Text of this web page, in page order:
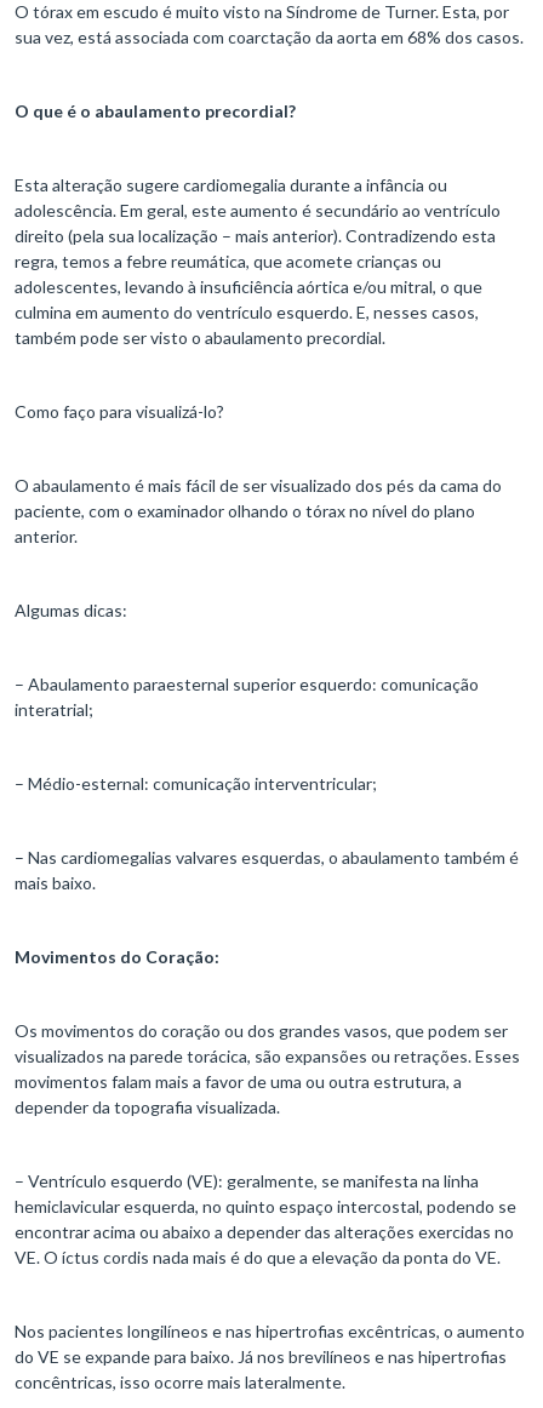
O tórax em escudo é muito visto na Síndrome de Turner. Esta, por
sua vez, está associada com coarctação da aorta em 68% dos casos.
O que é o abaulamento precordial?
Esta alteração sugere cardiomegalia durante a infância ou
adolescência. Em geral, este aumento é secundário ao ventrículo
direito (pela sua localização – mais anterior). Contradizendo esta
regra, temos a febre reumática, que acomete crianças ou
adolescentes, levando à insuficiência aórtica e/ou mitral, o que
culmina em aumento do ventrículo esquerdo. E, nesses casos,
também pode ser visto o abaulamento precordial.
Como faço para visualizá-lo?
O abaulamento é mais fácil de ser visualizado dos pés da cama do
paciente, com o examinador olhando o tórax no nível do plano
anterior.
Algumas dicas:
– Abaulamento paraesternal superior esquerdo: comunicação
interatrial;
– Médio-esternal: comunicação interventricular;
– Nas cardiomegalias valvares esquerdas, o abaulamento também é
mais baixo.
Movimentos do Coração:
Os movimentos do coração ou dos grandes vasos, que podem ser
visualizados na parede torácica, são expansões ou retrações. Esses
movimentos falam mais a favor de uma ou outra estrutura, a
depender da topografia visualizada.
– Ventrículo esquerdo (VE): geralmente, se manifesta na linha
hemiclavicular esquerda, no quinto espaço intercostal, podendo se
encontrar acima ou abaixo a depender das alterações exercidas no
VE. O íctus cordis nada mais é do que a elevação da ponta do VE.
Nos pacientes longilíneos e nas hipertrofias excêntricas, o aumento
do VE se expande para baixo. Já nos brevilíneos e nas hipertrofias
concêntricas, isso ocorre mais lateralmente.